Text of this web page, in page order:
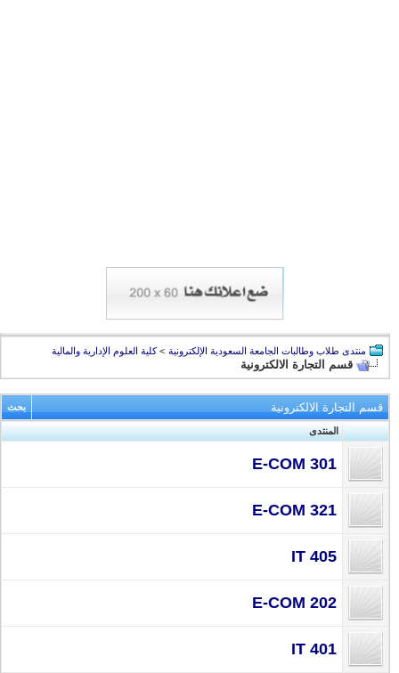
منتدى طلاب وطالبات الجامعة السعودية الإلكترونية > كلية العلوم الإدارية والمالية
قسم التجارة الالكترونية
قسم التجارة الالكترونية بحث
المنتدى
E-COM 301
E-COM 321
IT 405
E-COM 202
IT 401